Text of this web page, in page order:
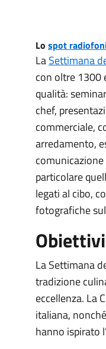
Lo spot
LaSettimana
con oltre 1300
qualità:
chef,
commerciale,
arredamento,
particolare
legati al cibo,
fotografiche
Obiettivi
La Settimana
tradizione
eccellenza. La
italiana,
hanno ispirato